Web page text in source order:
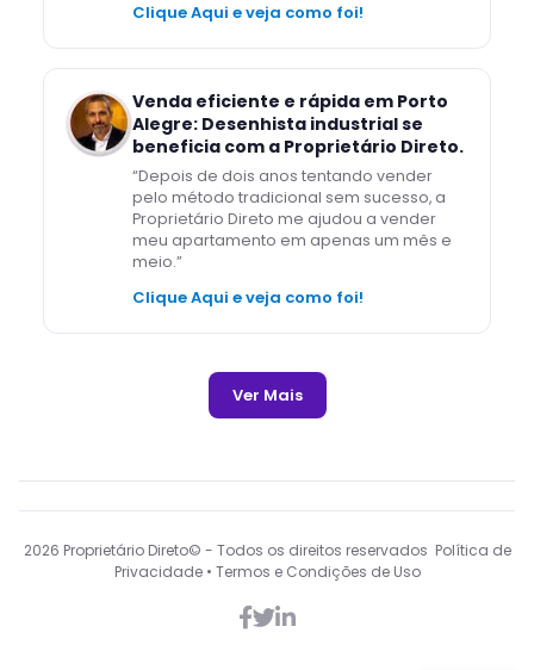
Clique Aqui e veja como foi!
Venda eficiente e rápida em Porto
Alegre: Desenhista industrial se
beneficia com a Proprietário Direto.
“Depois de dois anos tentando vender
pelo método tradicional sem sucesso, a
Proprietário Direto me ajudou a vender
meu apartamento em apenas um mês e
meio.”
Clique Aqui e veja como foi!
Ver Mais
2026 Proprietário Direto© - Todos os direitos reservados Política de
Privacidade • Termos e Condições de Uso